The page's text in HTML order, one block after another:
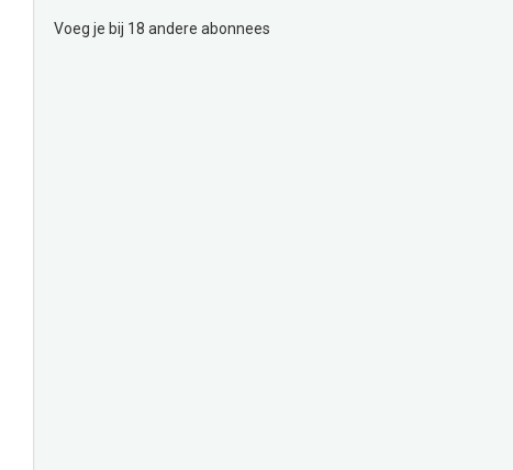
Voeg je bij 18 andere abonnees